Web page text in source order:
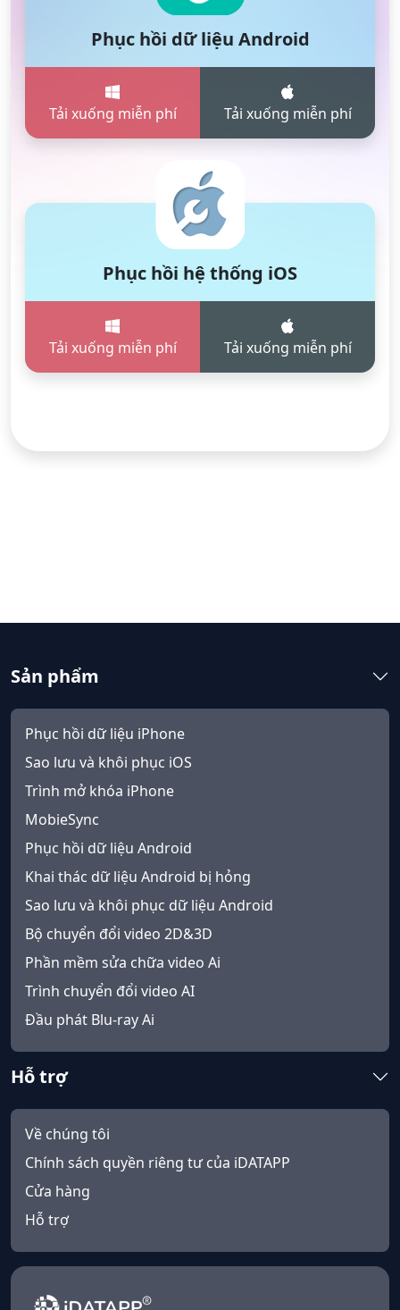
Phục hồi dữ liệu Android
Tải xuống miễn phí Tải xuống miễn phí
Phục hồi hệ thống iOS
Tải xuống miễn phí Tải xuống miễn phí
Sản phẩm
Phục hồi dữ liệu iPhone
Sao lưu và khôi phục iOS
Trình mở khóa iPhone
MobieSync
Phục hồi dữ liệu Android
Khai thác dữ liệu Android bị hỏng
Sao lưu và khôi phục dữ liệu Android
Bộ chuyển đổi video 2D&3D
Phần mềm sửa chữa video Ai
Trình chuyển đổi video AI
Đầu phát Blu-ray Ai
Hỗ trợ
Về chúng tôi
Chính sách quyền riêng tư của iDATAPP
Cửa hàng
Hỗ trợ